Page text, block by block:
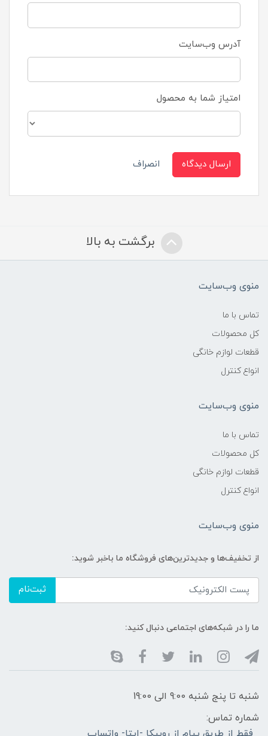
آدرس وب‌سایت
امتیاز شما به محصول
ارسال دیدگاه انصراف
برگشت به بالا
منوی وب‌سایت
تماس با ما
کل محصولات
قطعات لوازم خانگی
انواع کنترل
منوی وب‌سایت
تماس با ما
کل محصولات
قطعات لوازم خانگی
انواع کنترل
منوی وب‌سایت
از تخفیف‌ها و جدیدترین‌های فروشگاه ما باخبر شوید:
ثبت‌نام
ما را در شبکه‌های اجتماعی دنبال کنید:
شنبه تا پنج شنبه 9:00 الی 19:00
شماره تماس: